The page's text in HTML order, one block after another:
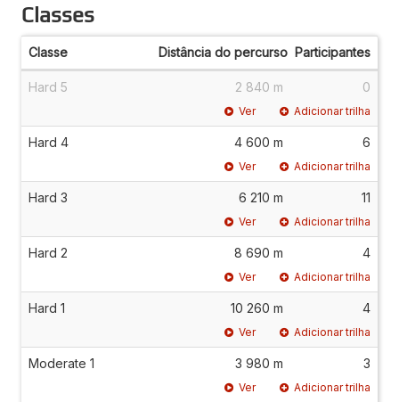
Classes
Classe Distância do percurso Participantes
Hard 5 2 840 m 0
Ver Adicionar trilha
Hard 4 4 600 m 6
Ver Adicionar trilha
Hard 3 6 210 m 11
Ver Adicionar trilha
Hard 2 8 690 m 4
Ver Adicionar trilha
Hard 1 10 260 m 4
Ver Adicionar trilha
Moderate 1 3 980 m 3
Ver Adicionar trilha